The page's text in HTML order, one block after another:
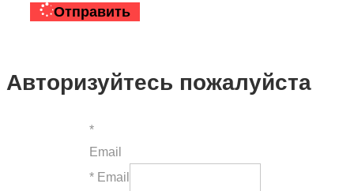
Отправить
Авторизуйтесь пожалуйста
*
Email
* Email